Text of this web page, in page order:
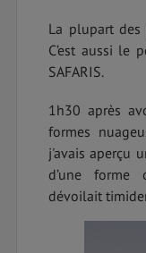
La plupart des
C’est aussi le
SAFARIS.
1h30 après
formes
j'avais aperçu
d’une
dévoilait